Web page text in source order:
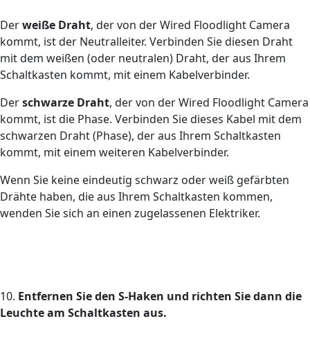
Derweiße Draht, der von der Wired Floodlight Camera
kommt, ist der Neutralleiter. Verbinden Sie diesen Draht
mit dem weißen (oder neutralen) Draht, der aus Ihrem
Schaltkasten kommt, mit einem Kabelverbinder.
Derschwarze Draht, der von der Wired Floodlight Camera
kommt, ist die Phase. Verbinden Sie dieses Kabel mit dem
schwarzen Draht (Phase), der aus Ihrem Schaltkasten
kommt, mit einem weiteren Kabelverbinder.
Wenn Sie keine eindeutig schwarz oder weiß gefärbten
Drähte haben, die aus Ihrem Schaltkasten kommen,
wenden Sie sich an einen zugelassenen Elektriker.
10. Entfernen Sie den S-Haken und richten Sie dann die
Leuchte am Schaltkasten aus.